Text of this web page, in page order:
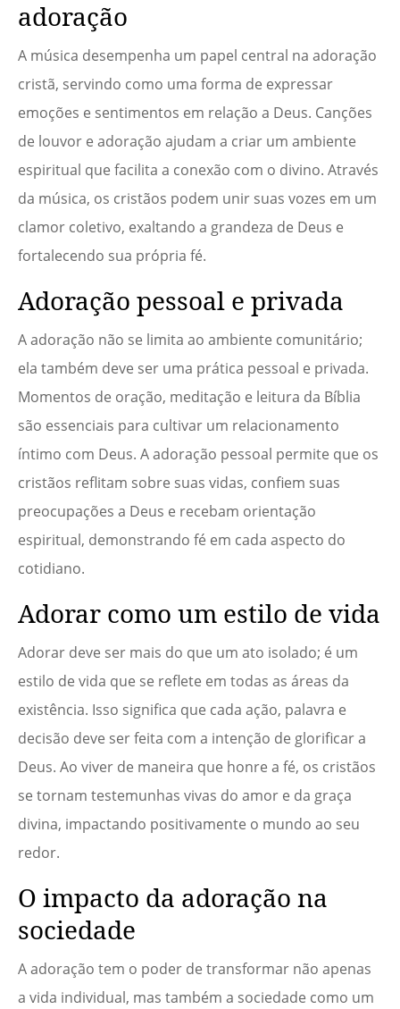
adoração
A música desempenha um papel central na adoração
cristã, servindo como uma forma de expressar
emoções e sentimentos em relação a Deus. Canções
de louvor e adoração ajudam a criar um ambiente
espiritual que facilita a conexão com o divino. Através
da música, os cristãos podem unir suas vozes em um
clamor coletivo, exaltando a grandeza de Deus e
fortalecendo sua própria fé.
Adoração pessoal e privada
A adoração não se limita ao ambiente comunitário;
ela também deve ser uma prática pessoal e privada.
Momentos de oração, meditação e leitura da Bíblia
são essenciais para cultivar um relacionamento
íntimo com Deus. A adoração pessoal permite que os
cristãos reflitam sobre suas vidas, confiem suas
preocupações a Deus e recebam orientação
espiritual, demonstrando fé em cada aspecto do
cotidiano.
Adorar como um estilo de vida
Adorar deve ser mais do que um ato isolado; é um
estilo de vida que se reflete em todas as áreas da
existência. Isso significa que cada ação, palavra e
decisão deve ser feita com a intenção de glorificar a
Deus. Ao viver de maneira que honre a fé, os cristãos
se tornam testemunhas vivas do amor e da graça
divina, impactando positivamente o mundo ao seu
redor.
O impacto da adoração na
sociedade
A adoração tem o poder de transformar não apenas
a vida individual, mas também a sociedade como um